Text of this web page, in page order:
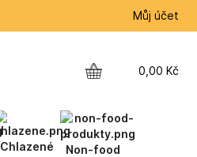
0,00 Kč
Můj účet
Chlazené
Non-food